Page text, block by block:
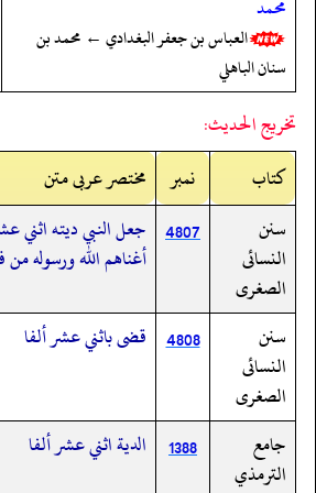
محمد
العباس بن جعفر البغدادي ← محمد بن
سنان الباهلي
تخريج الحديث:
کتاب
نمبر
مختصر عربی متن
سنن
النسائى
الصغرى
4807 جعل النبي ديته اثني
أغناهم الله ورسوله
سنن
النسائى
الصغرى
4808 قضى باثني عشر ألفا
جامع
الترمذي
1388 الدية اثني عشر ألفا